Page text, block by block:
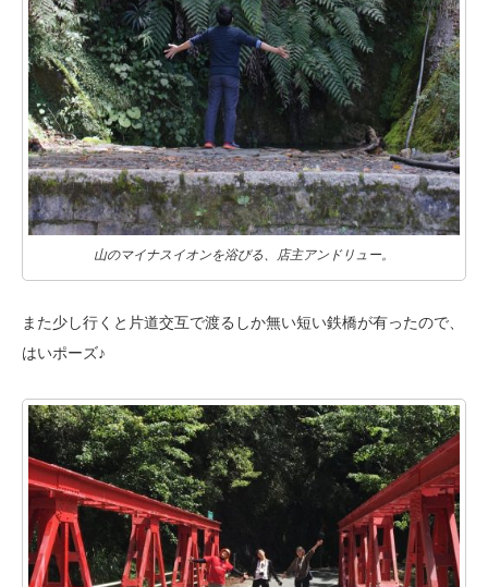
山のマイナスイオンを浴びる、店主アンドリュー。
また少し行くと片道交互で渡るしか無い短い鉄橋が有ったので、
はいポーズ♪